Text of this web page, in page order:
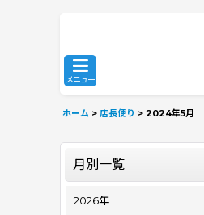
メニュー
ホーム > 店長便り > 2024年5月
月別一覧
2026年